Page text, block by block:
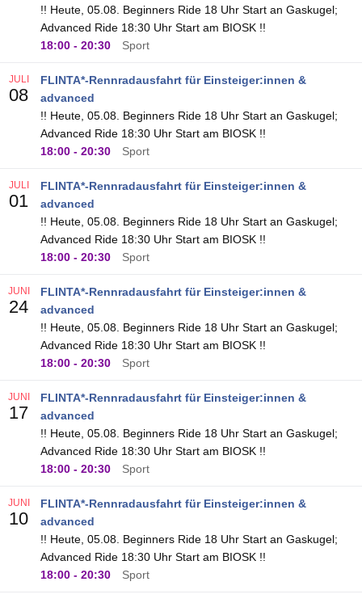
!! Heute, 05.08. Beginners Ride 18 Uhr Start an Gaskugel;
Advanced Ride 18:30 Uhr Start am BIOSK !!
18:00 - 20:30 Sport
FLINTA*-Rennradausfahrt für Einsteiger:innen &
advanced
!! Heute, 05.08. Beginners Ride 18 Uhr Start an Gaskugel;
Advanced Ride 18:30 Uhr Start am BIOSK !!
18:00 - 20:30 Sport
JULI
08
FLINTA*-Rennradausfahrt für Einsteiger:innen &
advanced
!! Heute, 05.08. Beginners Ride 18 Uhr Start an Gaskugel;
Advanced Ride 18:30 Uhr Start am BIOSK !!
18:00 - 20:30 Sport
JULI
01
FLINTA*-Rennradausfahrt für Einsteiger:innen &
advanced
!! Heute, 05.08. Beginners Ride 18 Uhr Start an Gaskugel;
Advanced Ride 18:30 Uhr Start am BIOSK !!
18:00 - 20:30 Sport
JUNI
24
FLINTA*-Rennradausfahrt für Einsteiger:innen &
advanced
!! Heute, 05.08. Beginners Ride 18 Uhr Start an Gaskugel;
Advanced Ride 18:30 Uhr Start am BIOSK !!
18:00 - 20:30 Sport
JUNI
17
FLINTA*-Rennradausfahrt für Einsteiger:innen &
advanced
!! Heute, 05.08. Beginners Ride 18 Uhr Start an Gaskugel;
Advanced Ride 18:30 Uhr Start am BIOSK !!
18:00 - 20:30 Sport
JUNI
10